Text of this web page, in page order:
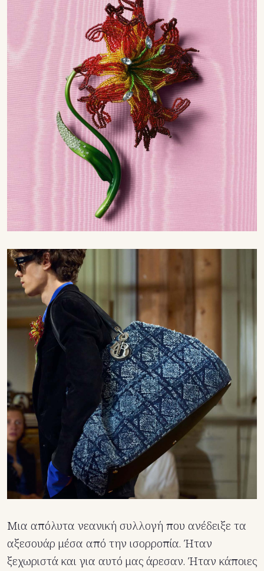
Μια απόλυτα νεανική συλλογή που ανέδειξε τα
αξεσουάρ μέσα από την ισορροπία. Ήταν
ξεχωριστά και για αυτό μας άρεσαν. Ήταν κάποιες